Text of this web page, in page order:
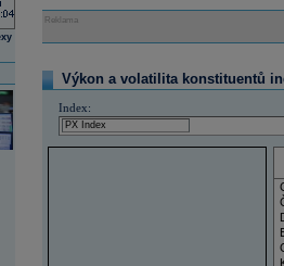
Reklama
Výkon a volatilita konstituentů
Index: